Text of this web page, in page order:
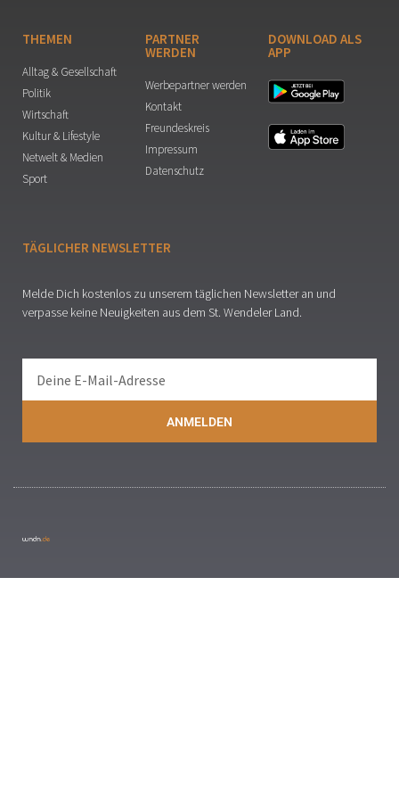
THEMEN
Alltag & Gesellschaft
Politik
Wirtschaft
Kultur & Lifestyle
Netwelt & Medien
Sport
PARTNER
WERDEN
Werbepartner werden
Kontakt
Freundeskreis
Impressum
Datenschutz
DOWNLOAD ALS
APP
TÄGLICHER NEWSLETTER
Melde Dich kostenlos zu unserem täglichen Newsletter an und
verpasse keine Neuigkeiten aus dem St. Wendeler Land.
ANMELDEN